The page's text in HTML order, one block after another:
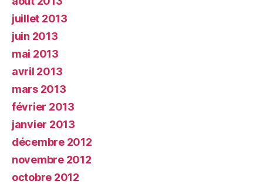
juillet 2013
juin 2013
mai 2013
avril 2013
mars 2013
février 2013
janvier 2013
décembre 2012
novembre 2012
octobre 2012